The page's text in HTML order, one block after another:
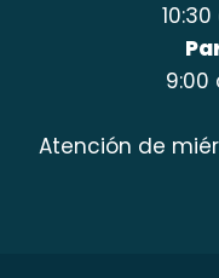
9:00
Atención de